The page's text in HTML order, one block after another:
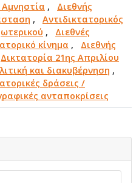
Αμνηστία , Διεθνής
, Αντιδικτατορικός
, Διεθνές
κίνημα , Διεθνής
Δικτατορία 21ης Απριλίου
και διακυβέρνηση ,
δράσεις /
ανταποκρίσεις